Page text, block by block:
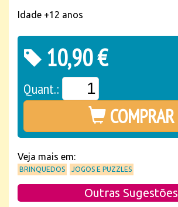
Idade +12 anos
10,90 €
Quant.:
COMPRAR
Veja mais em:
BRINQUEDOS JOGOS E PUZZLES
Outras Sugestões